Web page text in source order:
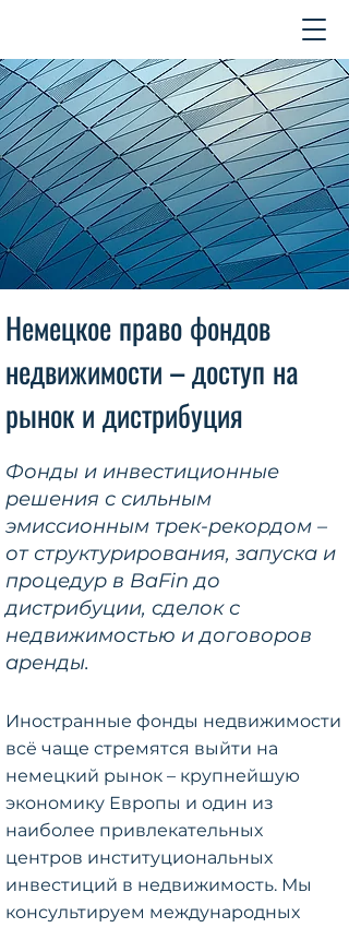
Немецкое право фондов
недвижимости – доступ на
рынок и дистрибуция
Фонды и инвестиционные
решения с сильным
эмиссионным трек-рекордом –
от структурирования, запуска и
процедур в BaFin до
дистрибуции, сделок с
недвижимостью и договоров
аренды.
Иностранные фонды недвижимости
всё чаще стремятся выйти на
немецкий рынок – крупнейшую
экономику Европы и один из
наиболее привлекательных
центров институциональных
инвестиций в недвижимость. Мы
консультируем международных